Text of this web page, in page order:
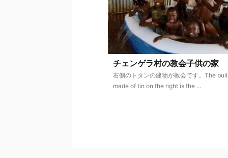
チェンゲラ村の教会子供の家
右側のトタンの建物が教会です。The
made of tin on the right is the ...